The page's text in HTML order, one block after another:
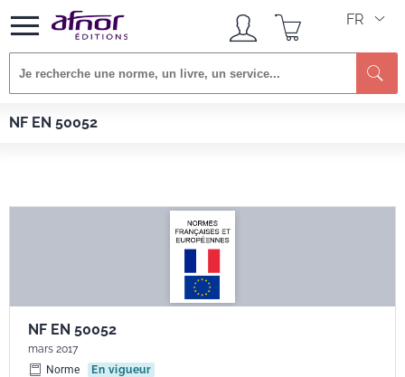
FR
NF EN 50052
Afnor EDITIONS
NF EN 50052
mars 2017
Norme
En vigueur